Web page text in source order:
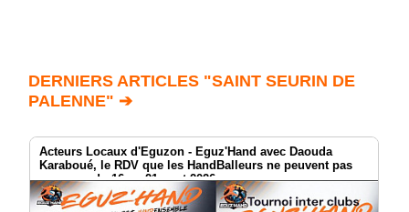
DERNIERS ARTICLES "SAINT SEURIN DE
PALENNE" ➔
Acteurs Locaux d'Eguzon - Eguz'Hand avec Daouda
Karaboué, le RDV que les HandBalleurs ne peuvent pas
manquer du 16 au 21 aout 2026